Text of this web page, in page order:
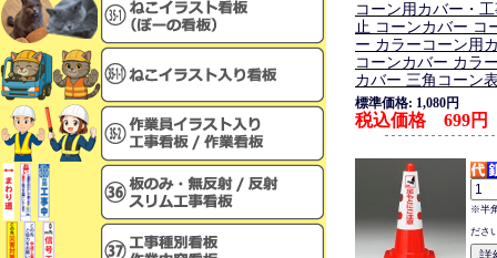
コーン用カバー・
止 コーンカバー コ
ー カラーコーン用
コーンカバー カラ
カバー 三角コーン
標準価格: 1,080円
税込価格 699円
※半
ださ